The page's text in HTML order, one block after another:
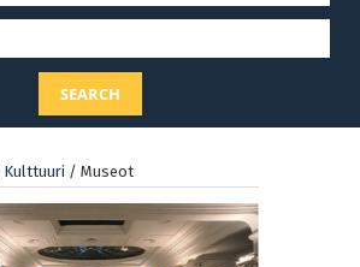
SEARCH
Kulttuuri / Museot